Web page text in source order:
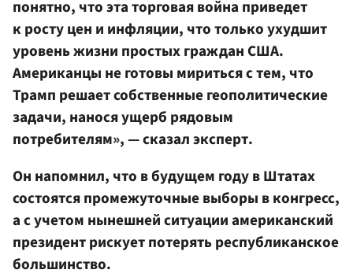
понятно, что эта торговая война приведет
к росту цен и инфляции, что только ухудшит
уровень жизни простых граждан США.
Американцы не готовы мириться с тем, что
Трамп решает собственные геополитические
задачи, нанося ущерб рядовым
потребителям», — сказал эксперт.
Он напомнил, что в будущем году в Штатах
состоятся промежуточные выборы в конгресс,
а с учетом нынешней ситуации американский
президент рискует потерять республиканское
большинство.